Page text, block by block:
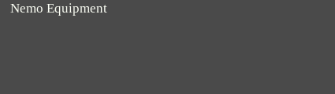
Nemo Equipment